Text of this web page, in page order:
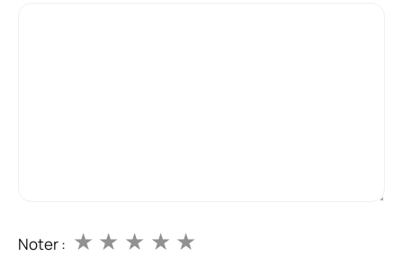
Noter : ★
★
★
★
★